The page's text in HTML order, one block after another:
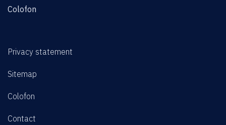
Colofon
Privacy statement
Sitemap
Colofon
Contact